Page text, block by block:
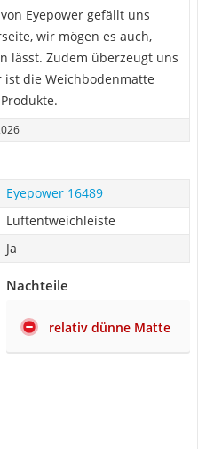
Eyepower gefällt uns
wir mögen es auch,
lässt. Zudem überzeugt uns
die Weichbodenmatte
Eyepower 16489
Luftentweichleiste
Ja
Nachteile
relativ dünne Matte